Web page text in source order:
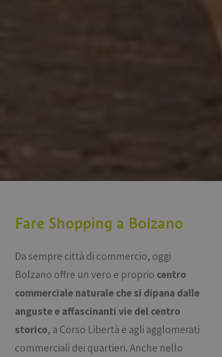
Fare Shopping a Bolzano
Da sempre città di commercio, oggi
Bolzano offre un vero e proprio centro
commerciale naturale che si dipana dalle
anguste e affascinanti vie del centro
storico, a Corso Libertà e agli agglomerati
commerciali dei quartieri. Anche nello